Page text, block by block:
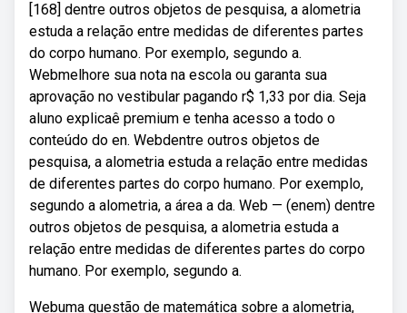
[168] dentre outros objetos de pesquisa, a alometria
estuda a relação entre medidas de diferentes partes
do corpo humano. Por exemplo, segundo a.
Webmelhore sua nota na escola ou garanta sua
aprovação no vestibular pagando r$ 1,33 por dia. Seja
aluno explicaê premium e tenha acesso a todo o
conteúdo do en. Webdentre outros objetos de
pesquisa, a alometria estuda a relação entre medidas
de diferentes partes do corpo humano. Por exemplo,
segundo a alometria, a área a da. Web — (enem) dentre
outros objetos de pesquisa, a alometria estuda a
relação entre medidas de diferentes partes do corpo
humano. Por exemplo, segundo a.
Webuma questão de matemática sobre a alometria,